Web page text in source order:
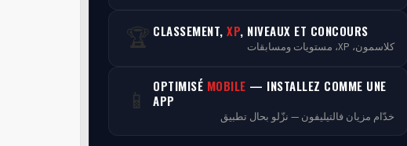
🏆 CLASSEMENT, XP, NIVEAUX ET CONCOURS
كلاسمون، XP، مستويات ومسابقات
📱 OPTIMISÉ MOBILE — INSTALLEZ COMME UNE
APP
خدّام مزيان فالتيليفون — نزّلو بحال تطبيق